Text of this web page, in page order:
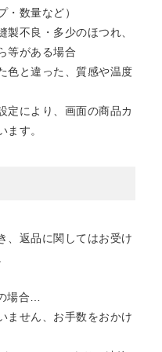
・数量など）
製不良・多少のほつれ、
等がある場合
色と違った、質感や温度
定により、画面の商品カ
ます。
、返品に関してはお受け
場合…
ません、お手数をおかけ